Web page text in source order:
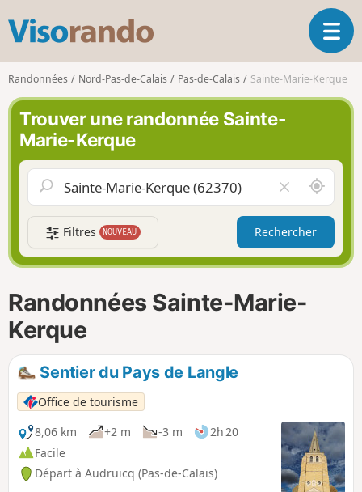
s
o
r
n
o
O
u
r
a
n
v
g
a
Randonnées Nord-Pas-de-Calais Pas-de-Calais Sainte-Marie-Kerque
Trouver une randonnée Sainte-
Marie-Kerque
i
d
e
r
l
c
m
A
u
t
u
r
i
Filtres NOUVEAU Rechercher
Randonnées Sainte-Marie-
Kerque
Sentier du Pays de Langle
Office de tourisme
8,06 km
+2 m -3 m
2h 20
Facile
Départ à Audruicq (Pas-de-Calais)